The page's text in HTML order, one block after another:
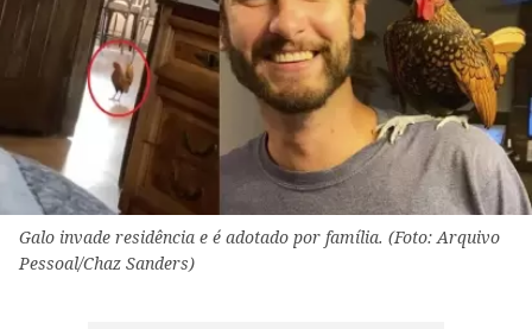
Galo invade residência e é adotado por família. (Foto: Arquivo
Pessoal/Chaz Sanders)